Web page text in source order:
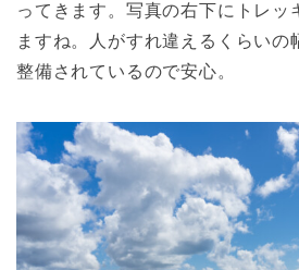
ってきます。写真の右下にトレッ
ますね。人がすれ違えるくらいの
整備されているので安心。